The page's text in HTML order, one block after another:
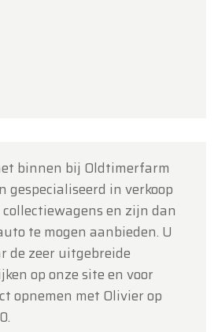
binnen bij Oldtimerfarm
gespecialiseerd in verkoop
en zijn dan
te mogen aanbieden. U
de zeer uitgebreide
op onze site en voor
opnemen met Olivier op
normale openingsuren.